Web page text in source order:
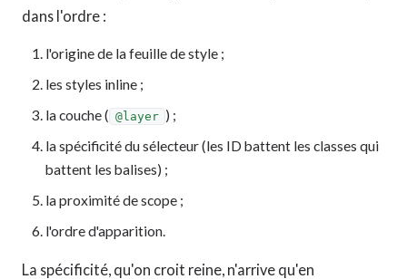
dans l'ordre :
l'origine de la feuille de style ;
les styles inline ;
la couche ( @layer ) ;
la spécificité du sélecteur (les ID battent les classes qui
battent les balises) ;
la proximité de scope ;
l'ordre d'apparition.
La spécificité, qu'on croit reine, n'arrive qu'en